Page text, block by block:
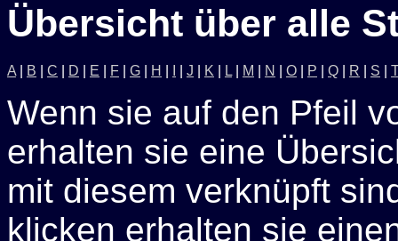
Übersicht über alle
A B C D E F G H J K L M N O P Q R S
Wenn sie auf den Pfeil
erhalten sie eine
mit diesem verknüpft
klicken erhalten sie